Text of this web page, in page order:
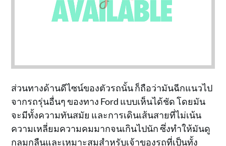
ส่วนทางด้านดีไซน์ของตัวรถนั้น ก็ถือว่ามันฉีกแนวไป
จากรถรุ่นอื่นๆ ของทาง Ford แบบเห็นได้ชัด โดยมัน
จะมีทั้งความทันสมัย และการเดินเส้นสายที่ไม่เน้น
ความเหลี่ยมความคมมากจนเกินไปนัก ซึ่งทำให้มันดู
กลมกลืนและเหมาะสมสำหรับเจ้าของรถที่เป็นทั้ง